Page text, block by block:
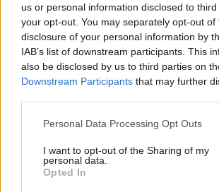
us or personal information disclosed to
your opt-out. You may separately opt-out of
disclosure of your personal information by
IAB’s list of downstream participants. This
also be disclosed by us to third parties on
Downstream Participants that may further
Personal Data Processing Opt Outs
I want to opt-out of the Sharing of my
personal data.
Opted In
Pues para poder conseguir mas
mas juguetes si esos juguetes te los dan
habitante puedes cambiar los habitantes
con la llaves mágicas poniendo en las
ese tipo.
Otra opción es usar las mejoras que
Además cuanto mas ampliadas están
empezado ampliar ahora puede hacerte
la ampliación dura demasiado.
Espero que te sirva de ayuda.